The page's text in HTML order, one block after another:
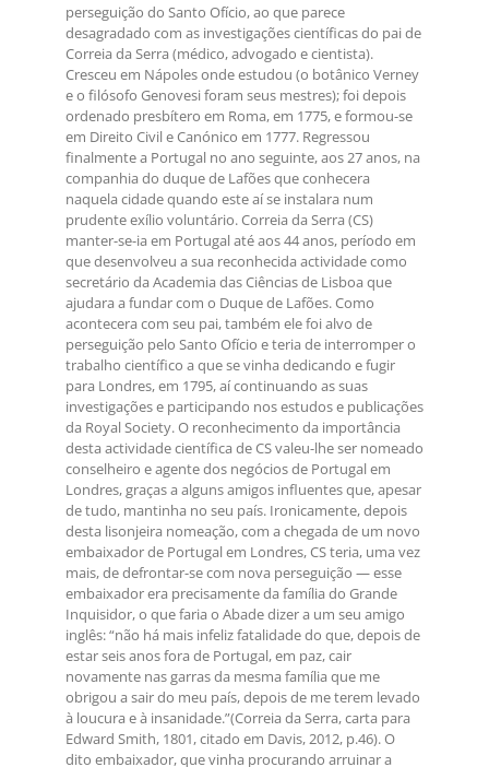
perseguição do Santo Ofício, ao que parece
desagradado com as investigações científicas do pai de
Correia da Serra (médico, advogado e cientista).
Cresceu em Nápoles onde estudou (o botânico Verney
e o filósofo Genovesi foram seus mestres); foi depois
ordenado presbítero em Roma, em 1775, e formou-se
em Direito Civil e Canónico em 1777. Regressou
finalmente a Portugal no ano seguinte, aos 27 anos, na
companhia do duque de Lafões que conhecera
naquela cidade quando este aí se instalara num
prudente exílio voluntário. Correia da Serra (CS)
manter-se-ia em Portugal até aos 44 anos, período em
que desenvolveu a sua reconhecida actividade como
secretário da Academia das Ciências de Lisboa que
ajudara a fundar com o Duque de Lafões. Como
acontecera com seu pai, também ele foi alvo de
perseguição pelo Santo Ofício e teria de interromper o
trabalho científico a que se vinha dedicando e fugir
para Londres, em 1795, aí continuando as suas
investigações e participando nos estudos e publicações
da Royal Society. O reconhecimento da importância
desta actividade científica de CS valeu-lhe ser nomeado
conselheiro e agente dos negócios de Portugal em
Londres, graças a alguns amigos influentes que, apesar
de tudo, mantinha no seu país. Ironicamente, depois
desta lisonjeira nomeação, com a chegada de um novo
embaixador de Portugal em Londres, CS teria, uma vez
mais, de defrontar-se com nova perseguição — esse
embaixador era precisamente da família do Grande
Inquisidor, o que faria o Abade dizer a um seu amigo
inglês: “não há mais infeliz fatalidade do que, depois de
estar seis anos fora de Portugal, em paz, cair
novamente nas garras da mesma família que me
obrigou a sair do meu país, depois de me terem levado
à loucura e à insanidade.”(Correia da Serra, carta para
Edward Smith, 1801, citado em Davis, 2012, p.46). O
dito embaixador, que vinha procurando arruinar a